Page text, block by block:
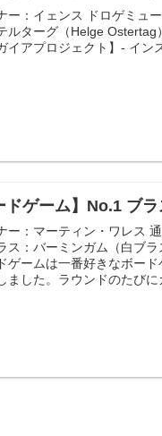
ー：イェンス ドロゲミュ
ルターグ（Helge
イアプロジェクト】- イン
ドゲーム】No.1 ブ
ー：マーティン・ワレス
ス：バーミンガム（白ブ
ゲームは一番好きなボー
ました。ラウンドのたびに